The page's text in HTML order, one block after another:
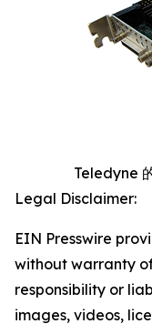
Teledyne
Legal Disclaimer:
EIN Presswire
without warranty
responsibility or
images, videos,